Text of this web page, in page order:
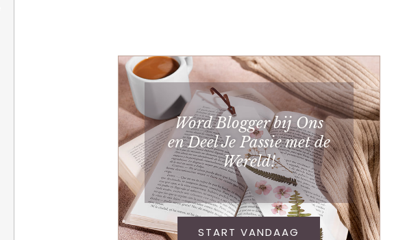
Word Blogger bij Ons
en Deel Je Passie met de
Wereld!
START VANDAAG